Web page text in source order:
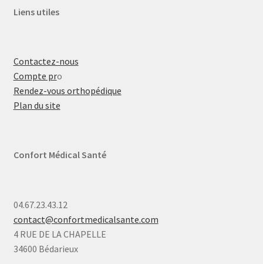
Liens utiles
Contactez-nous
Compte pro
Rendez-vous orthopédique
Plan du site
Confort Médical Santé
04.67.23.43.12
contact@confortmedicalsante.com
4 RUE DE LA CHAPELLE
34600 Bédarieux